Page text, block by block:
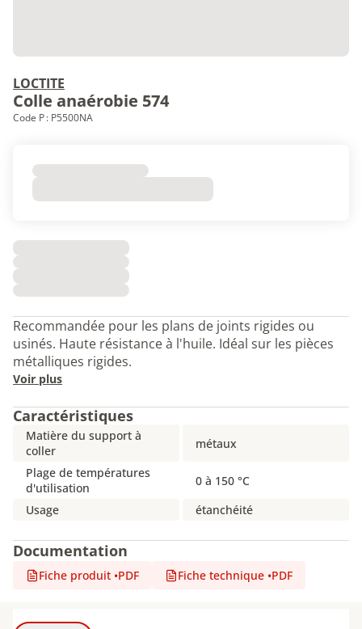
LOCTITE
Colle anaérobie 574
Code P : P5500NA
Recommandée pour les plans de joints rigides ou
usinés. Haute résistance à l'huile. Idéal sur les pièces
métalliques rigides.
Voir plus
Caractéristiques
Matière du support à
coller
métaux
Plage de températures
d'utilisation
0 à 150 °C
Usage
étanchéité
Documentation
Fiche produit •PDF Fiche technique •PDF